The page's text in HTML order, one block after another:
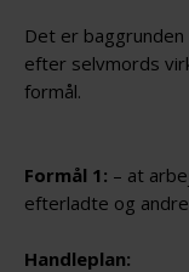
Det er
efter selvmords
formål.
Formål 1: – at
efterladte og
Handleplan: